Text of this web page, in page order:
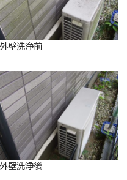
外壁洗浄前
外壁洗浄後